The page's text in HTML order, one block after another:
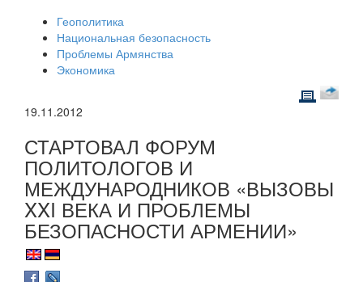
Геополитика
Национальная безопасность
Проблемы Армянства
Экономика
19.11.2012
СТАРТОВАЛ ФОРУМ
ПОЛИТОЛОГОВ И
МЕЖДУНАРОДНИКОВ «ВЫЗОВЫ
XXI ВЕКА И ПРОБЛЕМЫ
БЕЗОПАСНОСТИ АРМЕНИИ»